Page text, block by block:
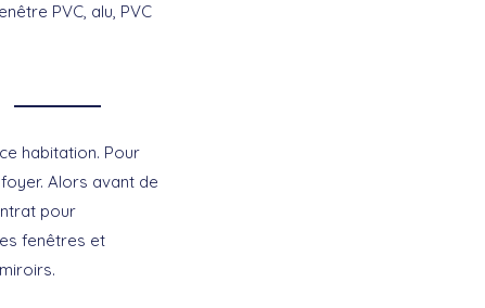
PVC, alu, PVC
habitation. Pour
Alors avant de
pour
fenêtres et